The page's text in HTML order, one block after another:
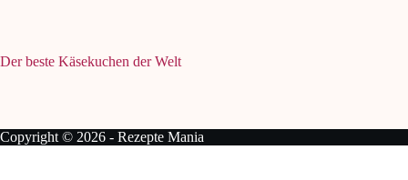
Der beste Käsekuchen der Welt
Copyright © 2026 - Rezepte Mania